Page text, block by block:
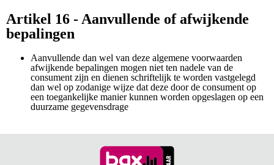
Artikel 16 - Aanvullende of afwijkende
bepalingen
Aanvullende dan wel van deze algemene voorwaarden
afwijkende bepalingen mogen niet ten nadele van de
consument zijn en dienen schriftelijk te worden vastgelegd
dan wel op zodanige wijze dat deze door de consument op
een toegankelijke manier kunnen worden opgeslagen op een
duurzame gegevensdrage